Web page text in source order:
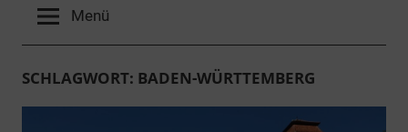
Menü
SCHLAGWORT: BADEN-WÜRTTEMBERG